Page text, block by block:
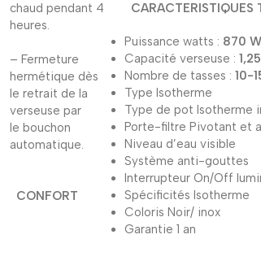
chaud pendant 4
heures.
– Fermeture
hermétique dès
le retrait de la
verseuse par
le bouchon
automatique.
CONFORT
Puissance watts : 870 W
Capacité verseuse :
Nombre de tasses : 10-
Type Isotherme
Type de pot Isotherme
Porte-filtre Pivotant et
Niveau d’eau visible
Système anti-gouttes
Interrupteur On/Off
Spécificités Isotherme
Coloris Noir/ inox
Garantie 1 an